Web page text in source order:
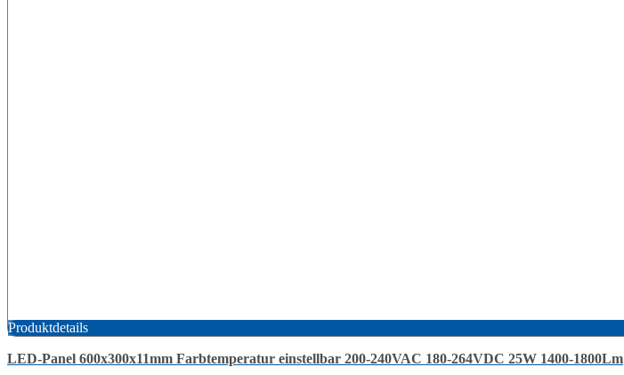
Produktdetails
LED-Panel 600x300x11mm Farbtemperatur einstellbar 200-240VAC 180-264VDC 25W 1400-1800Lm